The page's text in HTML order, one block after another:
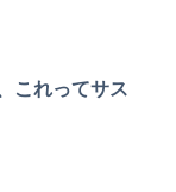
これってサス